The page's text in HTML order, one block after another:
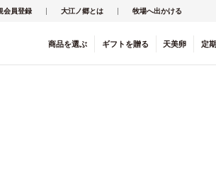
会員登録 大江ノ郷とは 牧場へ出かける
商品を選ぶ ギフト を贈る 天美卵 定